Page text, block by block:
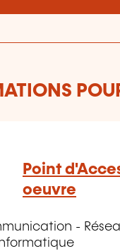
Point
oeuvre
-